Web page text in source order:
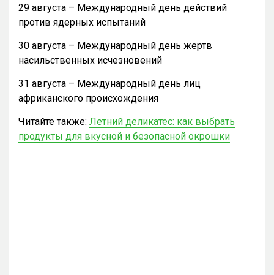
29 августа – Международный день действий
против ядерных испытаний
30 августа – Международный день жертв
насильственных исчезновений
31 августа – Международный день лиц
африканского происхождения
Читайте также: Летний деликатес: как выбрать
продукты для вкусной и безопасной окрошки